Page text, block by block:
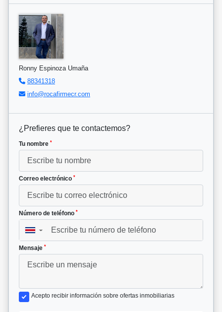
Ronny Espinoza Umaña
88341318
info@rocafirmecr.com
¿Prefieres que te contactemos?
Tu nombre *
Correo electrónico *
Número de teléfono *
▼
Mensaje *
Acepto recibir información sobre ofertas inmobiliarias